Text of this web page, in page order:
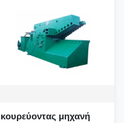
κουρεύοντας μηχανή